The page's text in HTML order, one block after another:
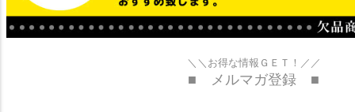
＼＼お得な情報ＧＥＴ！／／
■ メルマガ登録 ■